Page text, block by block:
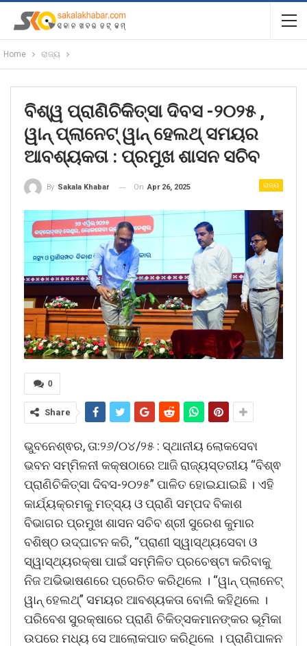
Home ରାଜ୍ୟ
ବିଶ୍ୱ ପ୍ରାଣିଚିକିତ୍ସା ଦିବସ -୨୦୨୫ ,
ୱାନ୍ ପ୍ଲାନେଟ୍ ୱାନ୍ ହେଲଥ୍ ସମୟର
ଆବଶ୍ୟକତା : ପ୍ରମୁଖ ଶାସନ ସଚିବ
ରାଜ୍ୟ
By Sakala Khabar On Apr 26, 2025
0
Share
ଭୁବନେଶ୍ଵର, ତା:୨୬/୦୪/୨୫ : ସ୍ଥାନୀୟ ଲୋକସେବା
ଭବନ ସମ୍ମିଳନୀ କକ୍ଷଠାରେ ଆଜି ରାଜ୍ୟସ୍ତରୀୟ “ବିଶ୍ଵ
ପ୍ରାଣିଚିକିତ୍ସା ଦିବସ-୨୦୨୫” ପାଳିତ ହୋଇଯାଇଛି । ଏହି
କାର୍ଯ୍ୟକ୍ରମକୁ ମତ୍ସ୍ୟ ଓ ପ୍ରାଣି ସମ୍ପଦ ବିକାଶ
ବିଭାଗର ପ୍ରମୁଖ ଶାସନ ସଚିବ ଶ୍ରୀ ସୁରେଶ କୁମାର
ବଶିଷ୍ଠ ଉଦ୍ଘାଟନ କରି, “ପ୍ରାଣୀ ସ୍ୱାସ୍ଥ୍ୟସେବା ଓ
ସ୍ୱାସ୍ଥ୍ୟରକ୍ଷା ପାଇଁ ସମ୍ମିଳିତ ପ୍ରଚେଷ୍ଟା କରିବାକୁ
ନିଜ ଅଭିଭାଷଣରେ ପ୍ରେରିତ କରିଥିଲେ । “ୱାନ୍ ପ୍ଲାନେଟ୍
ୱାନ୍ ହେଲଥ୍” ସମୟର ଆବଶ୍ୟକତା ବୋଲି କହିଥିଲେ ।
ପରିବେଶ ସୁରକ୍ଷାରେ ପ୍ରାଣି ଚିକିତ୍ସକମାନଙ୍କର ଭୂମିକା
ଉପରେ ମଧ୍ୟ ସେ ଆଲୋକପାତ କରିଥିଲେ । ପ୍ରାଣିପାଳନ